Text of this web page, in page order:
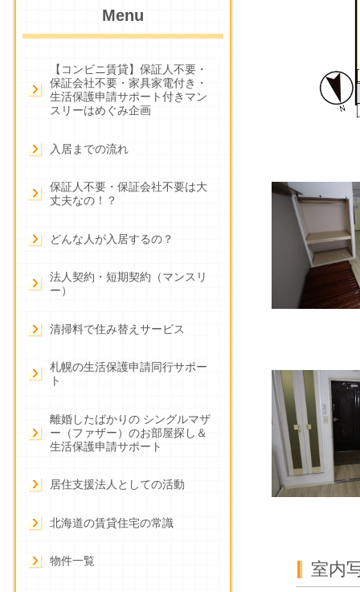
室内
Menu
【コンビニ賃貸】保証人不要・
保証会社不要・家具家電付き・
生活保護申請サポート付きマン
スリーはめぐみ企画
入居までの流れ
保証人不要・保証会社不要は大
丈夫なの！？
どんな人が入居するの？
法人契約・短期契約（マンスリ
ー）
清掃料で住み替えサービス
札幌の生活保護申請同行サポー
ト
離婚したばかりの シングルマザ
ー（ファザー）のお部屋探し＆
生活保護申請サポート
居住支援法人としての活動
北海道の賃貸住宅の常識
物件一覧